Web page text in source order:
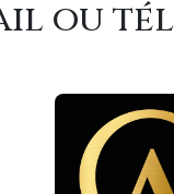
ou